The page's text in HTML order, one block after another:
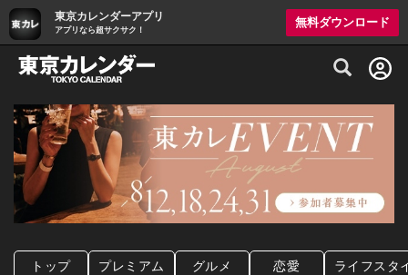
東京カレンダーアプリ
アプリなら超サクサク！
無料ダウンロード
グルメ情報・プレミアムレストラン予約
トップ プレミアム グルメ 恋愛 ライフスタ